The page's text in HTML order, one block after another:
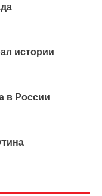
истории
в России